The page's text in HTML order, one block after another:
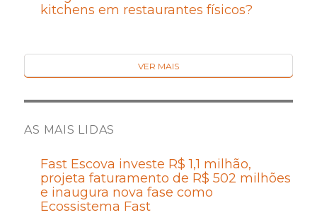
kitchens em restaurantes físicos?
VER MAIS
AS MAIS LIDAS
Fast Escova investe R$ 1,1 milhão,
projeta faturamento de R$ 502 milhões
e inaugura nova fase como
Ecossistema Fast